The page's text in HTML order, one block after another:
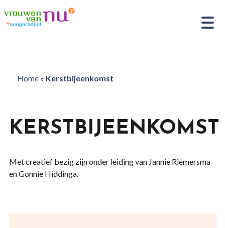
Home» Kerstbijeenkomst
KERSTBIJEENKOMST
Met creatief bezig zijn onder leiding van Jannie Riemersma
en Gonnie Hiddinga.